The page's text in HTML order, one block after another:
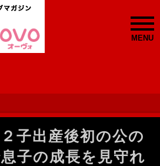
MENU
子出産後初の公の
子の成長を見守れ